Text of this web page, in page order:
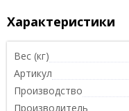
Характеристики
Вес (кг)
Артикул
Производство
Производитель